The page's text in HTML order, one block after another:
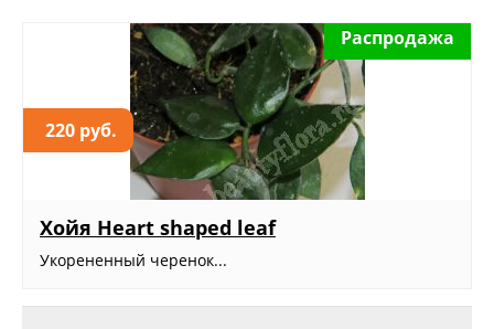
220 руб.
Распродажа
Хойя Heart shaped leaf
Укорененный черенок...